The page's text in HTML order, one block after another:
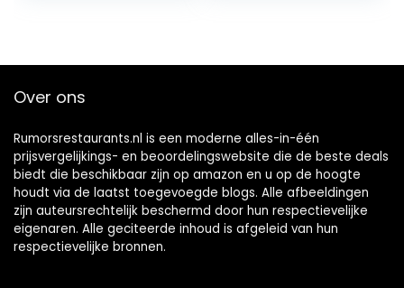
Over ons
Rumorsrestaurants.nl is een moderne alles-in-één
prijsvergelijkings- en beoordelingswebsite die de beste deals
biedt die beschikbaar zijn op amazon en u op de hoogte
houdt via de laatst toegevoegde blogs. Alle afbeeldingen
zijn auteursrechtelijk beschermd door hun respectievelijke
eigenaren. Alle geciteerde inhoud is afgeleid van hun
respectievelijke bronnen.